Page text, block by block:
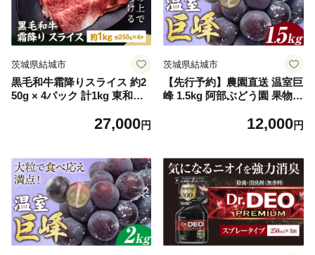
茨城県結城市
黒毛和牛霜降りスライス 約2
50g × 4パック 計1kg 東和食
日祝除く)》茨城県 結城市 黒
しゃぶ【配送不可地域あり】
（離島）
27,000円
茨城県結城市
【先行予約】農園直送 温室巨
峰 1.5kg 阿部ぶどう園 果物類
室巨峰 《7月中旬-8月末頃出
12,000円